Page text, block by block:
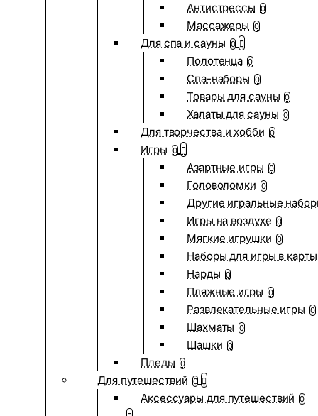
Антистрессы 0
Массажеры 0
Для спа и сауны 0
Полотенца 0
Спа-наборы 0
Товары для сауны 0
Халаты для сауны 0
Для творчества и хобби 0
Игры 0
Азартные игры 0
Головоломки 0
Другие игральные
Игры на воздухе 0
Мягкие игрушки 0
Наборы для игры в карты
Нарды 0
Пляжные игры 0
Развлекательные игры 0
Шахматы 0
Шашки 0
Пледы 0
Для путешествий 0
Аксессуары для путешествий 0